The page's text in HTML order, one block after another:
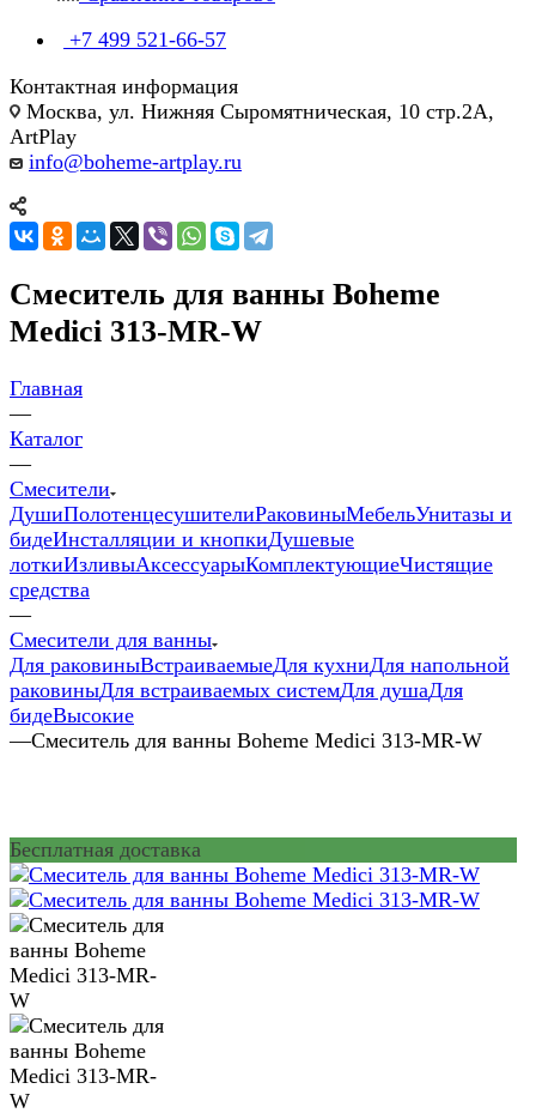
+7 499 521-66-57
Контактная информация
Москва, ул. Нижняя Сыромятническая, 10 стр.2А,
ArtPlay
info@boheme-artplay.ru
Смеситель для ванны Boheme
Medici 313-MR-W
Главная
—
Каталог
—
Смесители
ДушиПолотенцесушителиРаковиныМебельУнитазы и
бидеИнсталляции и кнопкиДушевые
лоткиИзливыАксессуарыКомплектующиеЧистящие
средства
—
Смесители для ванны
Для раковиныВстраиваемыеДля кухниДля напольной
раковиныДля встраиваемых системДля душаДля
бидеВысокие
—Смеситель для ванны Boheme Medici 313-MR-W
Бесплатная доставка